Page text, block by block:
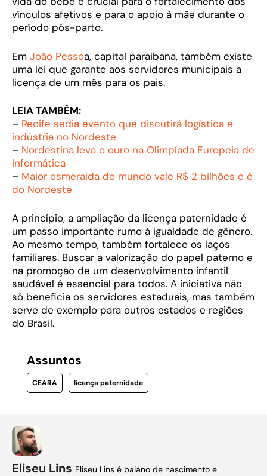
vínculos afetivos e para o apoio à mãe durante o
período pós-parto.
Em João Pessoa, capital paraibana, também existe
uma lei que garante aos servidores municipais a
licença de um mês para os pais.
LEIA TAMBÉM:
– Recife sedia evento que discutirá logística e
indústria no Nordeste
– Nordestina leva o ouro na Olimpíada Europeia de
Informática
– Maior esmeralda do mundo vale R$ 2 bilhões e é
do Nordeste
A princípio, a ampliação da licença paternidade é
um passo importante rumo à igualdade de gênero.
Ao mesmo tempo, também fortalece os laços
familiares. Buscar a valorização do papel paterno e
na promoção de um desenvolvimento infantil
saudável é essencial para todos. A iniciativa não
só beneficia os servidores estaduais, mas também
serve de exemplo para outros estados e regiões
do Brasil.
Assuntos
CEARA licença paternidade
Eliseu Lins Eliseu Lins é baiano de nascimento e